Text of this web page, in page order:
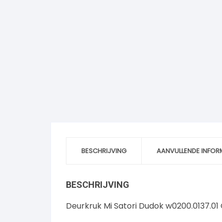
BESCHRIJVING AANVULLENDE
BESCHRIJVING
Deurkruk Mi Satori Dudok